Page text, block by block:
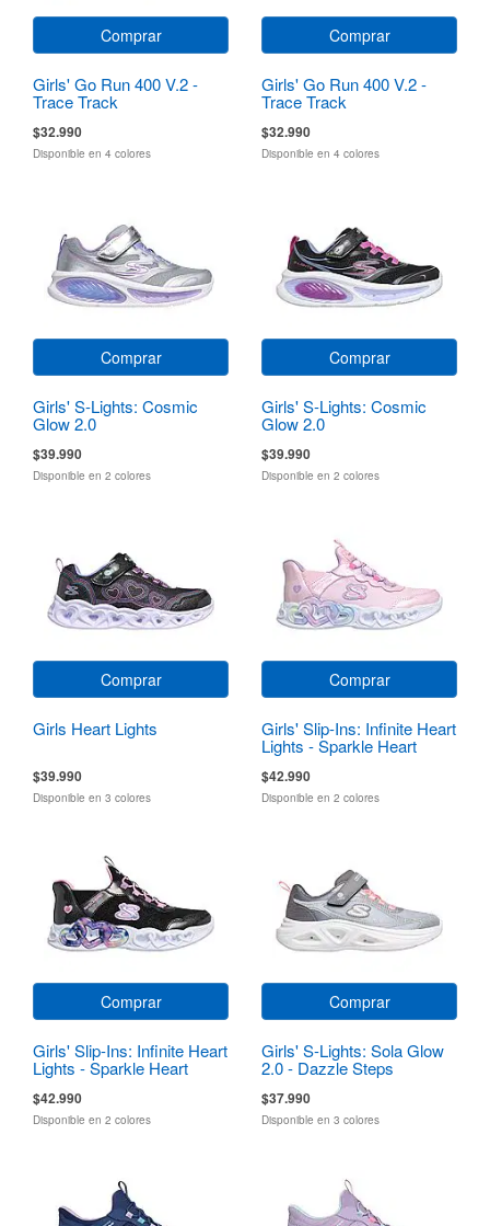
Comprar
Girls' Go Run 400 V.2 -
Trace Track
$32.990
Disponible en 4 colores
Comprar
Girls' Go Run 400 V.2 -
Trace Track
$32.990
Disponible en 4 colores
Comprar
Girls' S-Lights: Cosmic
Glow 2.0
$39.990
Disponible en 2 colores
Comprar
Girls' S-Lights: Cosmic
Glow 2.0
$39.990
Disponible en 2 colores
Comprar
Girls Heart Lights
$39.990
Disponible en 3 colores
Comprar
Girls' Slip-Ins: Infinite Heart
Lights - Sparkle Heart
$42.990
Disponible en 2 colores
Comprar
Girls' Slip-Ins: Infinite Heart
Lights - Sparkle Heart
$42.990
Disponible en 2 colores
Comprar
Girls' S-Lights: Sola Glow
2.0 - Dazzle Steps
$37.990
Disponible en 3 colores